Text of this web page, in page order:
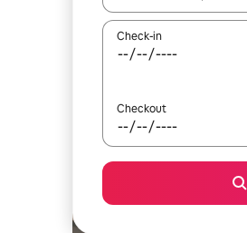
Check-in
Checkout